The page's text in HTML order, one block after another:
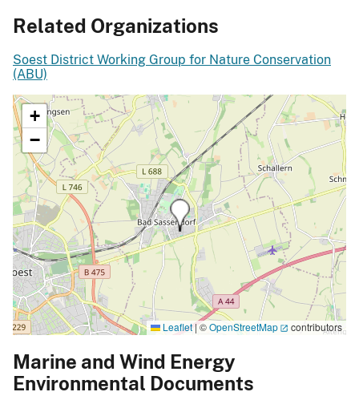
Related Organizations
Soest District Working Group for Nature Conservation
(ABU)
+
−
Leaflet |©OpenStreetMap contributors
Marine and Wind Energy
Environmental Documents